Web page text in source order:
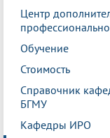
Центр
Обучение
Стоимость
Справочник
БГМУ
Кафедры ИРО